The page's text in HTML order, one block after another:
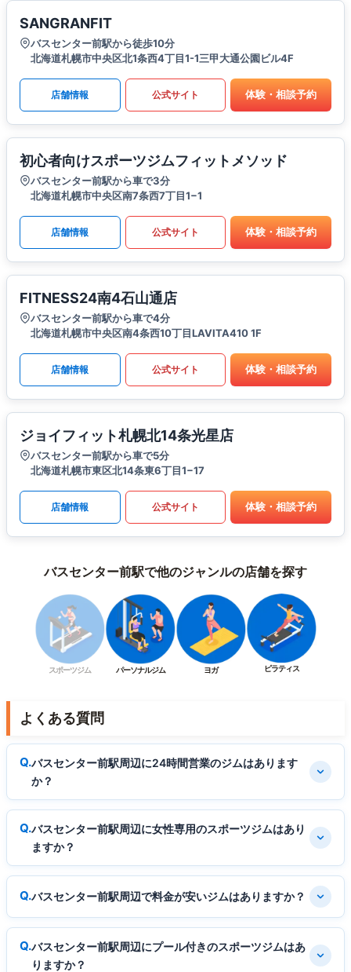
SANGRANFIT
バスセンター前駅から徒歩10分
北海道札幌市中央区北1条西4丁目1-1三甲大通公園ビル4F
店舗情報 公式サイト 体験・相談予約
初心者向けスポーツジムフィットメソッド
バスセンター前駅から車で3分
北海道札幌市中央区南7条西7丁目1−1
店舗情報 公式サイト 体験・相談予約
FITNESS24南4石山通店
バスセンター前駅から車で4分
北海道札幌市中央区南4条西10丁目LAVITA410 1F
店舗情報 公式サイト 体験・相談予約
ジョイフィット札幌北14条光星店
バスセンター前駅から車で5分
北海道札幌市東区北14条東6丁目1−17
店舗情報 公式サイト 体験・相談予約
バスセンター前駅で他のジャンルの店舗を探す
スポーツジム パーソナルジム ヨガ ピラティス
よくある質問
バスセンター前駅周辺に24時間営業のジムはあります
か？
バスセンター前駅周辺に女性専用のスポーツジムはあり
ますか？
バスセンター前駅周辺で料金が安いジムはありますか？
バスセンター前駅周辺にプール付きのスポーツジムはあ
りますか？